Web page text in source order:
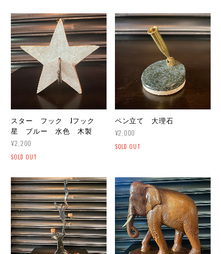
スター フック Jフック
星 ブルー 水色 木製
¥2,200
SOLD OUT
ペン立て 大理石
¥2,000
SOLD OUT